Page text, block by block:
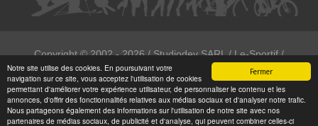
Fermer
Notre site utilise des cookies. En poursuivant votre
navigation sur ce site, vous acceptez l'utilisation de cookies
permettant d'améliorer votre expérience utilisateur, de personnaliser le contenu et les
annonces, d'offrir des fonctionnalités relatives aux médias sociaux et d'analyser notre trafic.
Nous partageons également des informations sur l'utilisation de notre site avec nos
partenaires de médias sociaux, de publicité et d'analyse, qui peuvent combiner celles-ci
Copyright ©2002 - 2026/ Studiodev SARL / Le-Sportif /
Registration4all
Tous droits réservées.
Numéro de déclaration CNIL : 1999972